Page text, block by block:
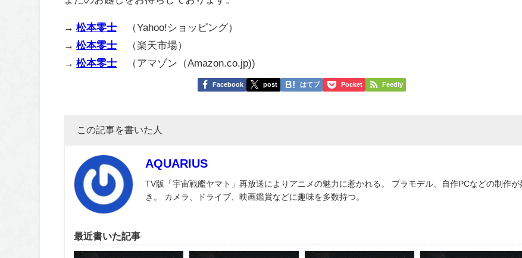
→松本零士 （Yahoo!ショッピング）
→松本零士 （楽天市場）
→松本零士 （アマゾン（Amazon.co.jp))
Facebook post はてブ Pocket Feedly
この記事を書いた人
AQUARIUS
TV版「宇宙戦艦ヤマト」再放送によりアニメの魅力に惹かれる。 プラモデル、自作PCなどの制作が
き。 カメラ、ドライブ、映画鑑賞などに趣味を多数持つ。
最近書いた記事